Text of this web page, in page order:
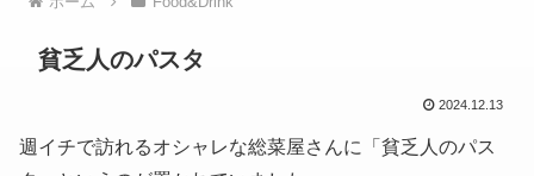
貧乏人のパスタ
2024.12.13
週イチで訪れるオシャレな総菜屋さんに「貧乏人のパス